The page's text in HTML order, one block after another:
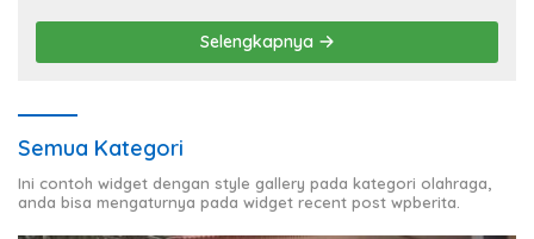
Selengkapnya
Semua Kategori
Ini contoh widget dengan style gallery pada kategori olahraga,
anda bisa mengaturnya pada widget recent post wpberita.